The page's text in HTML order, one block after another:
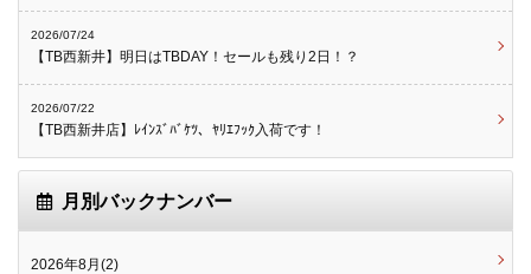
2026/07/24
【TB西新井】明日はTBDAY！セールも残り2日！？
2026/07/22
【TB西新井店】ﾚｲﾝｽﾞﾊﾞｹﾂ、ﾔﾘｴﾌｯｸ入荷です！
月別バックナンバー
2026年8月(2)